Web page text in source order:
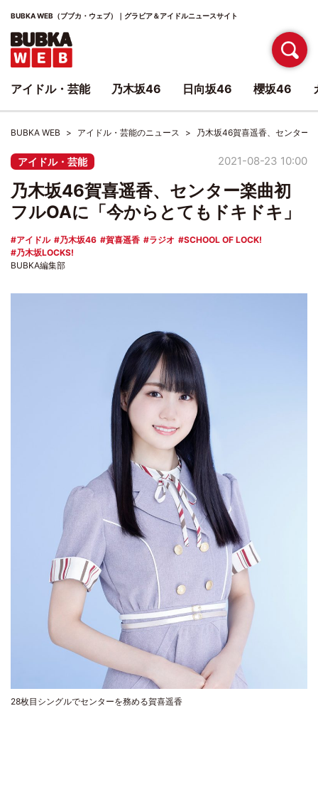
BUBKA WEB（ブブカ・ウェブ）｜グラビア＆アイドルニュースサイト
BUBKA WEB アイドル・芸能のニュース 乃木坂46賀喜遥香、センター
アイドル・芸能 2021-08-23 10:00
乃木坂46賀喜遥香、センター楽曲初
フルOAに「今からとてもドキドキ」
アイドル 乃木坂46 賀喜遥香 ラジオ
SCHOOL OF LOCK!
乃木坂LOCKS!
BUBKA編集部
28枚目シングルでセンターを務める賀喜遥香
アイドル・芸能 乃木坂46 日向坂46 櫻坂46